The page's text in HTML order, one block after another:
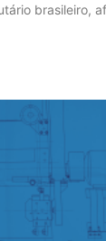
brasileiro,